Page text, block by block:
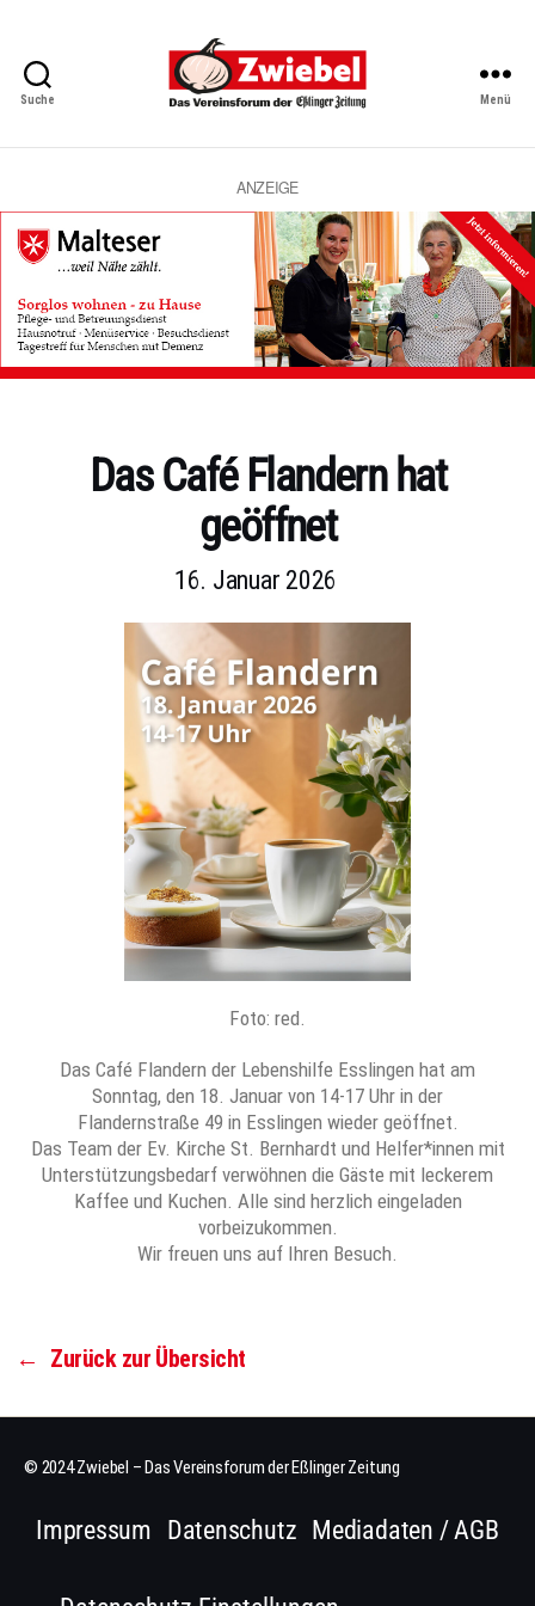
Suche
Vereinsforum
Eßlinger
Zeitung
Menü
ANZEIGE
KategorienDas Café Flandern hat
geöffnet
16. Januar 2026
Foto: red.
Das Café Flandern der Lebenshilfe Esslingen hat am
Sonntag, den 18. Januar von 14-17 Uhr in der
Flandernstraße 49 in Esslingen wieder geöffnet.
Das Team der Ev. Kirche St. Bernhardt und Helfer*innen mit
Unterstützungsbedarf verwöhnen die Gäste mit leckerem
Kaffee und Kuchen. Alle sind herzlich eingeladen
vorbeizukommen.
Wir freuen uns auf Ihren Besuch.
← Zurück zur Übersicht
© 2024 Zwiebel – Das Vereinsforum der Eßlinger Zeitung
Impressum Datenschutz Mediadaten / AGB